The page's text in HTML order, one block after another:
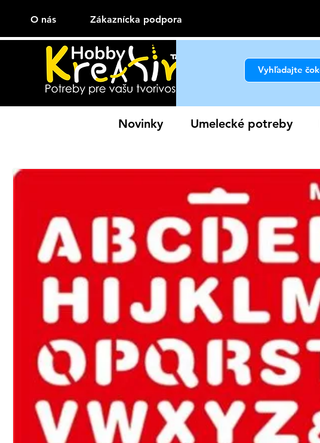
O nás Zákaznícka podpora
Novinky Umelecké potreby